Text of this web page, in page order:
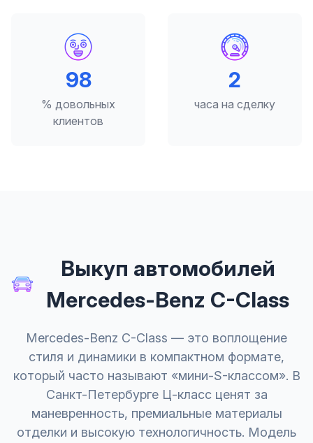
98
% довольных
клиентов
2
часа на сделку
Выкуп автомобилей
Mercedes-Benz C-Class
Mercedes-Benz C-Class — это воплощение
стиля и динамики в компактном формате,
который часто называют «мини-S-классом». В
Санкт-Петербурге Ц-класс ценят за
маневренность, премиальные материалы
отделки и высокую технологичность. Модель